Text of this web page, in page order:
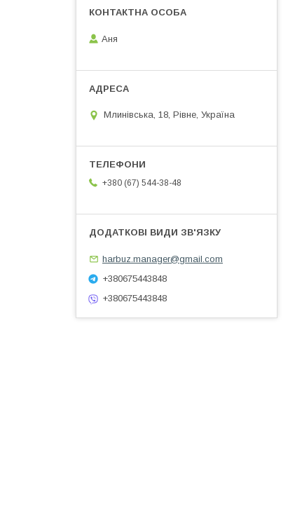
Аня
Млинівська, 18, Рівне, Україна
+380 (67) 544-38-48
harbuz.manager@gmail.com
+380675443848
+380675443848